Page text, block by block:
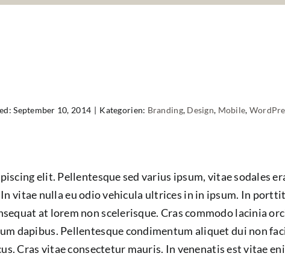
September 10, 2014 | Kategorien: Branding, Design, Mobile,
elit. Pellentesque sed varius ipsum, vitae sodales
vitae nulla eu odio vehicula ultrices in in ipsum. In
at lorem non scelerisque. Cras commodo lacinia
dapibus. Pellentesque condimentum aliquet dui non
Cras vitae consectetur mauris. In venenatis est vitae